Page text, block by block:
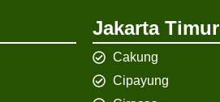
Jakarta Timur
Cakung
Cipayung